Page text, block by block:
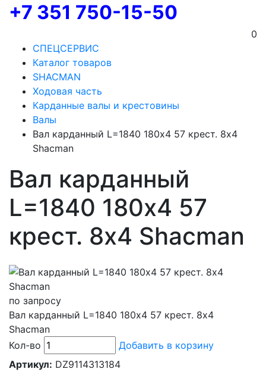
+7 351 750-15-50
0
СПЕЦСЕРВИС
Каталог товаров
SHACMAN
Ходовая часть
Карданные валы и крестовины
Валы
Вал карданный L=1840 180х4 57 крест. 8х4
Shacman
Вал карданный
L=1840 180х4 57
крест. 8х4 Shacman
по запросу
Вал карданный L=1840 180х4 57 крест. 8х4
Shacman
Кол-во
Добавить в корзину
Артикул: DZ9114313184